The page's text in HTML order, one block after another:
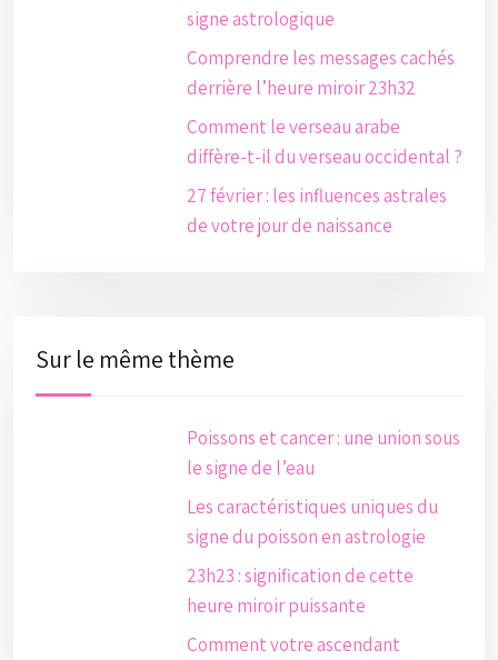
signe astrologique
Comprendre les messages cachés
derrière l’heure miroir 23h32
Comment le verseau arabe
diffère-t-il du verseau occidental ?
27 février : les influences astrales
de votre jour de naissance
Sur le même thème
Poissons et cancer : une union sous
le signe de l’eau
Les caractéristiques uniques du
signe du poisson en astrologie
23h23 : signification de cette
heure miroir puissante
Comment votre ascendant